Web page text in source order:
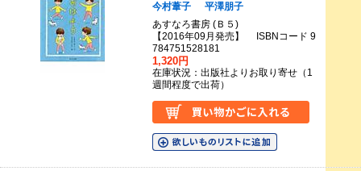
今村葦子
平澤朋子
あすなろ書房 (Ｂ５)
【2016年09月発売】 ISBNコード 9
784751528181
1,320円
在庫状況：出版社よりお取り寄せ（1
週間程度で出荷）